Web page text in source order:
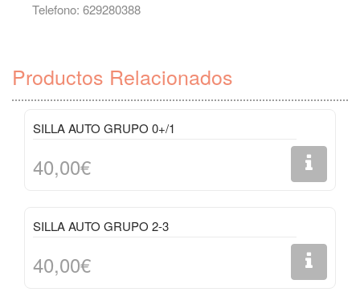
Telefono: 629280388
Productos Relacionados
SILLA AUTO GRUPO 0+/1
40,00€
SILLA AUTO GRUPO 2-3
40,00€